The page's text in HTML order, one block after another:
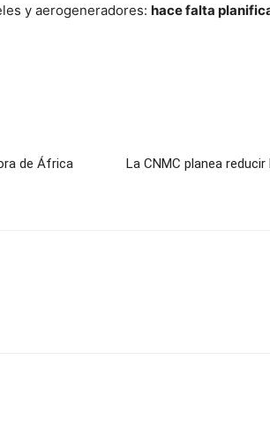
y aerogeneradores: hace falta
de África
La CNMC planea